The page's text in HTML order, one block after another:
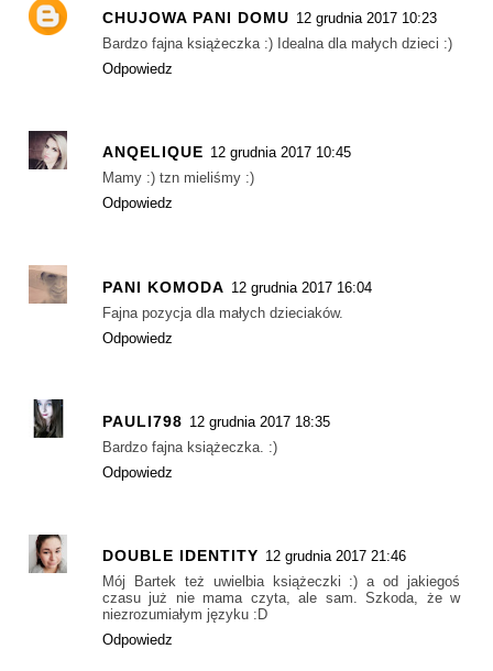
CHUJOWA PANI DOMU 12 grudnia 2017 10:23
Bardzo fajna książeczka :) Idealna dla małych dzieci :)
Odpowiedz
ANQELIQUE 12 grudnia 2017 10:45
Mamy :) tzn mieliśmy :)
Odpowiedz
PANI KOMODA 12 grudnia 2017 16:04
Fajna pozycja dla małych dzieciaków.
Odpowiedz
PAULI798 12 grudnia 2017 18:35
Bardzo fajna książeczka. :)
Odpowiedz
DOUBLE IDENTITY 12 grudnia 2017 21:46
Mój Bartek też uwielbia książeczki :) a od jakiegoś
czasu już nie mama czyta, ale sam. Szkoda, że w
niezrozumiałym języku :D
Odpowiedz